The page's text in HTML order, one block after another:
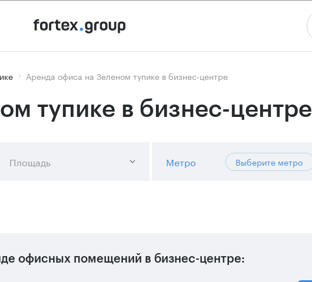
Аренда офиса на Зеленом тупике в бизнес-центре
тупике в бизнес-центре
Площадь Метро Выберите метро
офисных помещений в бизнес-центре: